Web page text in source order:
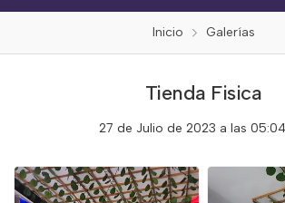
Inicio Galerías
Tienda Fisica
27 de Julio de 2023 a las